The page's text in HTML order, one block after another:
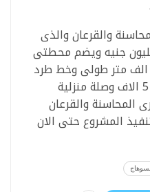
والقرعان والذى
تكلفته الاجمالية 128 مليون جنيه ويضم محطتى
رفع وشبكات انحدار بطول 42 الف متر طولى وخط طرد
بطول 8500 متر طولى وعدد 5 الاف وصلة منزلية
قرى المحاسنة والقرعان
المشروع حتى الان